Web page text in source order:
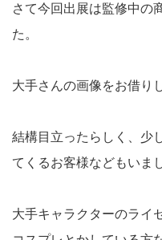
さて今回出展は監修中の
た。
大手さんの画像をお借り
結構目立ったらしく、少
てくるお客様などもいま
大手キャラクターのライ